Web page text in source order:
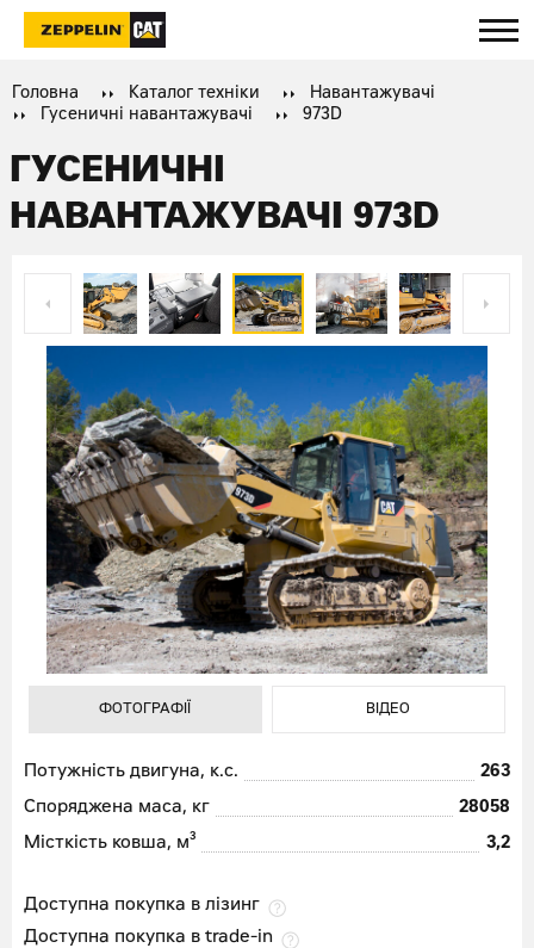
Головна Каталог техніки
Навантажувачі
Гусеничні навантажувачі
973D
ГУСЕНИЧНІ
НАВАНТАЖУВАЧІ 973D
ФОТОГРАФІЇ ВІДЕО
ФОТОГРАФІЇ ВІДЕО
Потужність двигуна, к.с.
263
Споряджена маса, кг
28058
Місткість ковша, м³
3,2
Доступна покупка в лізинг
Доступна покупка в trade-in